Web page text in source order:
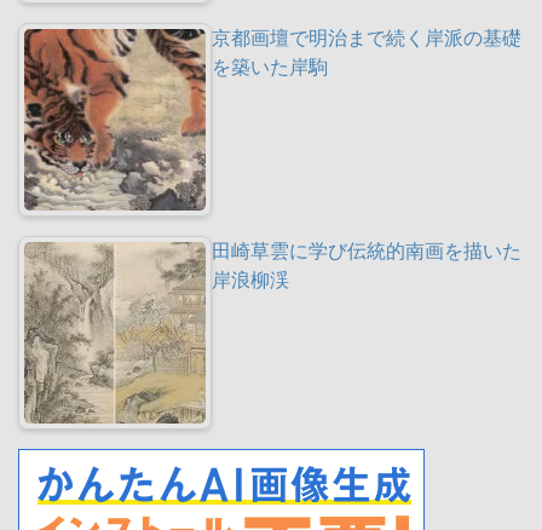
京都画壇で明治まで続く岸派の基礎
を築いた岸駒
田崎草雲に学び伝統的南画を描いた
岸浪柳渓